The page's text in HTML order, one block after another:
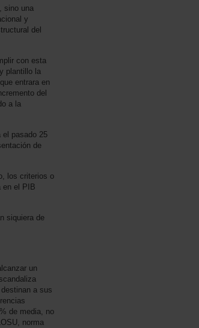
sino una
y
del
con esta
plantillo la
entrara en
del
a la
el pasado 25
de
los criterios o
en el PIB
siquiera de
un
a sus
de media, no
norma